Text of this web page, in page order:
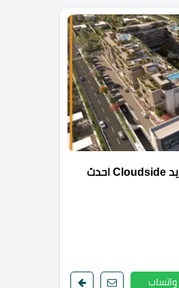
كمبوند كلاود سايد الشيخ زايد Cloudside احدث
واتساب